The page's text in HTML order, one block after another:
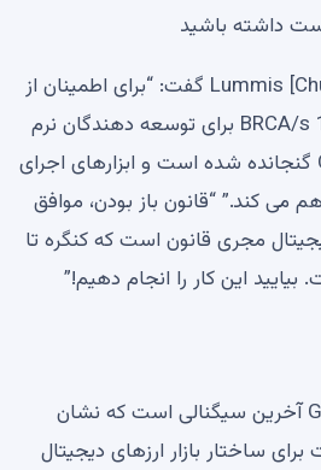
داشته باشید
“متشکرم [Chuck Grassley] Lummis گفت: “برای اطمینان از
اینکه حفاظت های BRCA/s 1960 برای توسعه دهندگان نرم
افزار در قانون Openness گنجانده شده است و ابزارهای اجرای
می کند.” “قانون باز بودن، موافق
مجری قانون است که کنگره تا
این کار را انجام دهیم!”
توافق Grassley-Lummis آخرین سیگنالی است که نشان
ساختار بازار ارزهای دیجیتال